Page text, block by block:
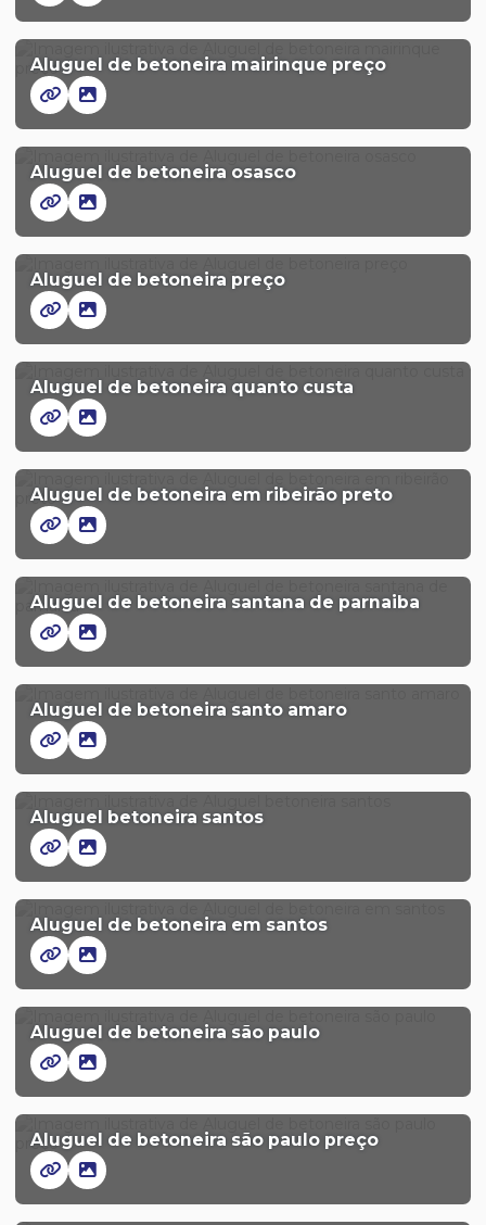
Aluguel de betoneira mairinque preço
Aluguel de betoneira osasco
Aluguel de betoneira preço
Aluguel de betoneira quanto custa
Aluguel de betoneira em ribeirão preto
Aluguel de betoneira santana de parnaiba
Aluguel de betoneira santo amaro
Aluguel betoneira santos
Aluguel de betoneira em santos
Aluguel de betoneira são paulo
Aluguel de betoneira são paulo preço